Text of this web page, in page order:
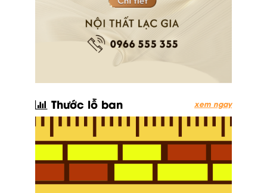
Thước lỗ ban xem ngay